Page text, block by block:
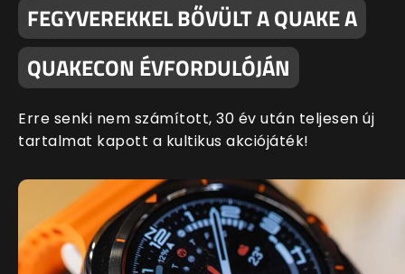
FEGYVEREKKEL BŐVÜLT A QUAKE A
QUAKECON ÉVFORDULÓJÁN
Erre senki nem számított, 30 év után teljesen új
tartalmat kapott a kultikus akciójáték!